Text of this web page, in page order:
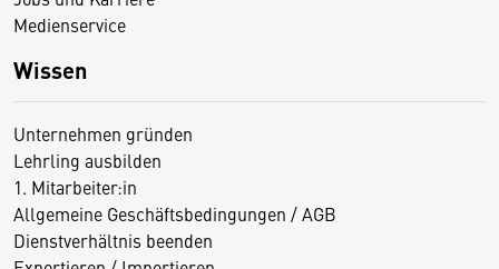
Medienservice
Wissen
Unternehmen gründen
Lehrling ausbilden
1. Mitarbeiter:in
Allgemeine Geschäftsbedingungen / AGB
Dienstverhältnis beenden